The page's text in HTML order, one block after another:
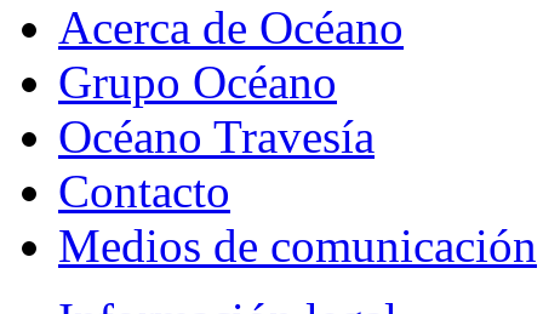
Acerca de Océano
Grupo Océano
Océano Travesía
Contacto
Medios de comunicación